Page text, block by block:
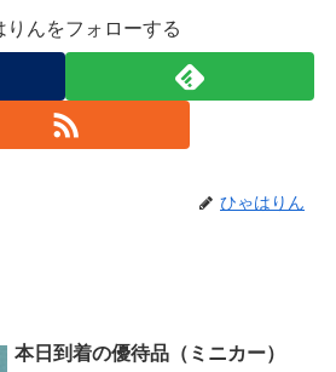
りんをフォローする
ひゃはりん
本日到着の優待品（ミニカー）